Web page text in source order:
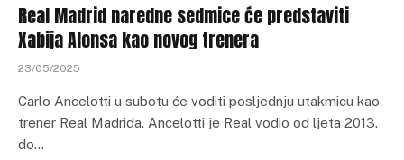
Real Madrid naredne sedmice će predstaviti
Xabija Alonsa kao novog trenera
23/05/2025
Carlo Ancelotti u subotu će voditi posljednju utakmicu kao
trener Real Madrida. Ancelotti je Real vodio od ljeta 2013.
do…